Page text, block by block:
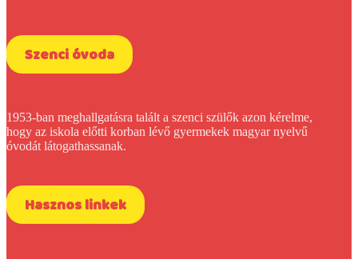
Szenci óvoda
1953-ban meghallgatásra talált a szenci szülők azon kérelme,
hogy az iskola előtti korban lévő gyermekek magyar nyelvű
óvodát látogathassanak.
Hasznos linkek